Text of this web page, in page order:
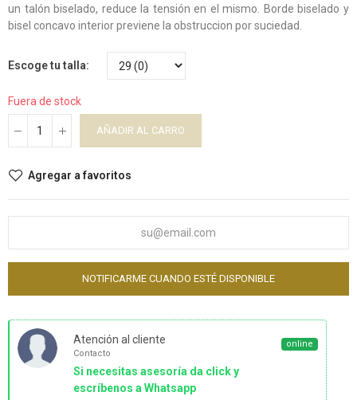
un talón biselado, reduce la tensión en el mismo. Borde biselado y
bisel concavo interior previene la obstruccion por suciedad.
Escoge tu talla
Fuera de stock
AÑADIR AL CARRO
Agregar a favoritos
NOTIFICARME CUANDO ESTÉ DISPONIBLE
Atención al cliente
Contacto
Si necesitas asesoría da click y
escríbenos a Whatsapp
online